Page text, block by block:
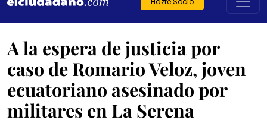
A la espera de justicia por
caso de Romario Veloz, joven
ecuatoriano asesinado por
militares en La Serena